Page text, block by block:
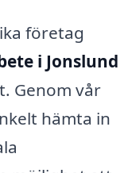
företag
i Jonslund
Genom vår
hämta in